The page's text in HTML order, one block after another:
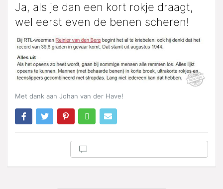
Ja, als je dan een kort rokje draagt,
wel eerst even de benen scheren!
Met dank aan Johan van der Have!